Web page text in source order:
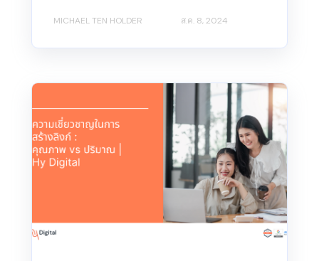
MICHAEL TEN HOLDER ส.ค. 8, 2024